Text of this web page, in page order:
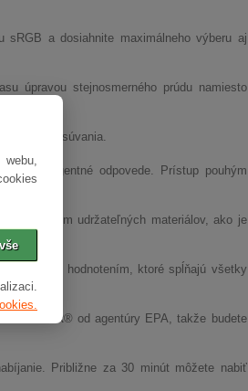
a dosiahnite maximálneho výberu aj
úpravou stejnosmerného prúdu namiesto
posúvania.
inteligentné odpovede. Prístup pouhým
s obsahom udržateľných materiálov, ako je
hodnotením, ktoré spĺňajú všetky
STAR® od agentúry EPA, takže budete
Približne za 30 minút môžete nabiť